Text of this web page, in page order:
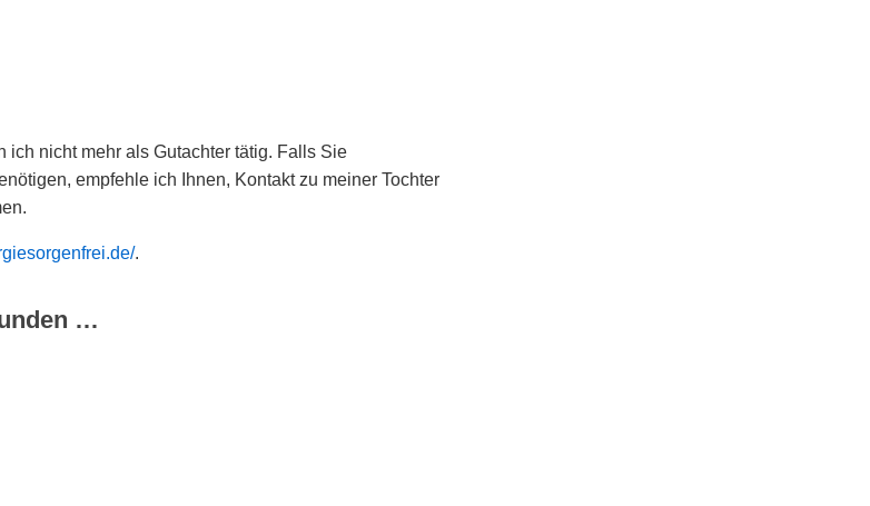
nicht mehr als Gutachter tätig. Falls Sie
empfehle ich Ihnen, Kontakt zu meiner Tochter
.
…